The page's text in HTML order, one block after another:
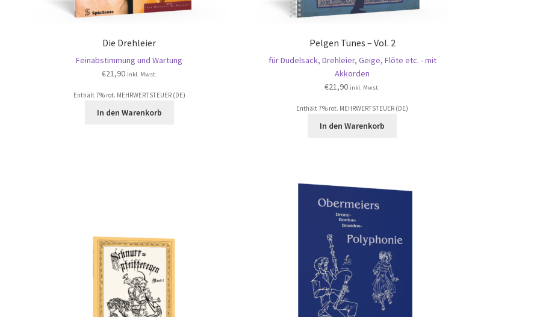
Die Drehleier
Feinabstimmung und Wartung
€21,90 inkl. Mwst.
Enthält 7% rot. MEHRWERTSTEUER (DE)
In den Warenkorb
Pelgen Tunes – Vol. 2
für Dudelsack, Drehleier, Geige, Flöte etc. - mit
Akkorden
€21,90 inkl. Mwst.
Enthält 7% rot. MEHRWERTSTEUER (DE)
In den Warenkorb